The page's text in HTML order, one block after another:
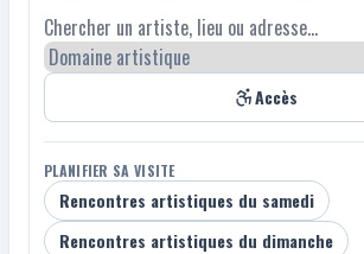
Chercher un artiste, lieu ou adresse...
Accès
PLANIFIER SA VISITE
Rencontres artistiques du samedi
Rencontres artistiques du dimanche